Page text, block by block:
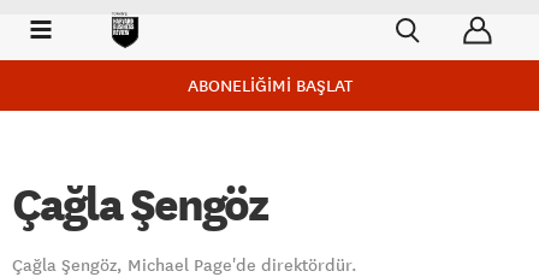
ABONELİĞİMİ BAŞLAT
Çağla Şengöz
Çağla Şengöz, Michael Page'de direktördür.